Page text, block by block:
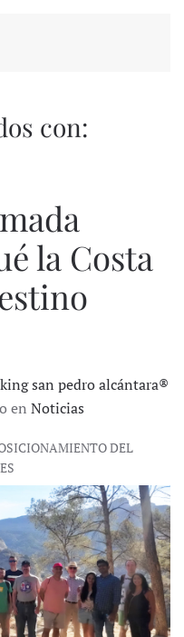
con:
la Costa
san pedro alcántara®
en Noticias
DEL